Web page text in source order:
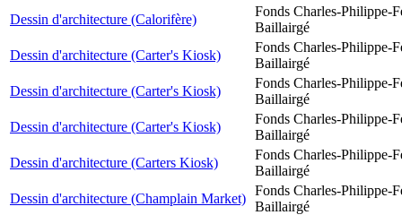
Dessin d'architecture (Calorifère)
Fonds Charles-Philippe-
Baillairgé
Dessin d'architecture (Carter's Kiosk)
Fonds Charles-Philippe-
Baillairgé
Dessin d'architecture (Carter's Kiosk)
Fonds Charles-Philippe-
Baillairgé
Dessin d'architecture (Carter's Kiosk)
Fonds Charles-Philippe-
Baillairgé
Dessin d'architecture (Carters Kiosk)
Fonds Charles-Philippe-
Baillairgé
Dessin d'architecture (Champlain Market)
Fonds Charles-Philippe-
Baillairgé